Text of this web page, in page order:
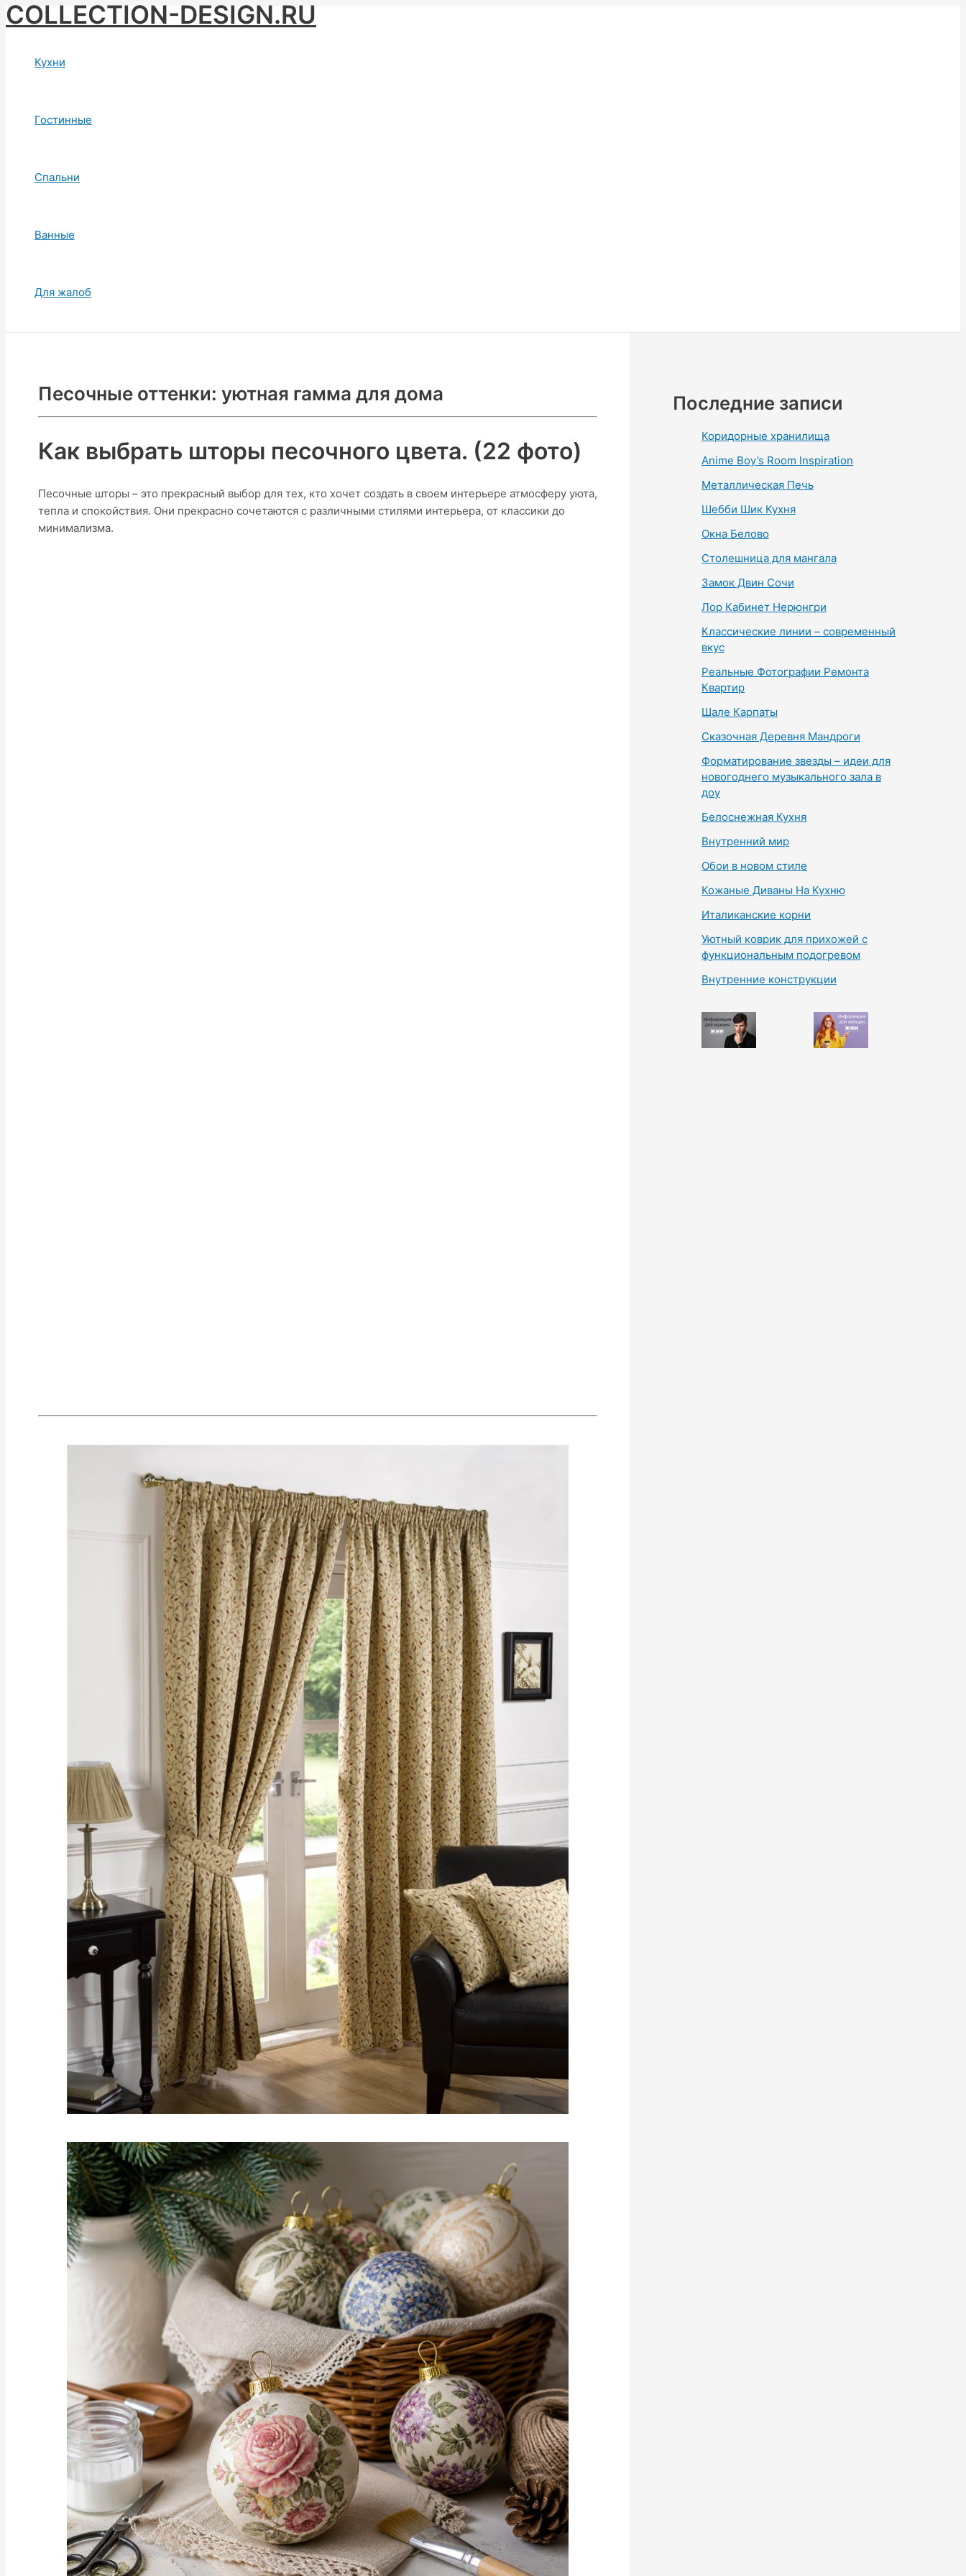
Skip
to
COLLECTION-DESIGN.RU
Кухни
Гостинные
Спальни
Ванные
Для жалоб
Песочные оттенки: уютная гамма для дома
Как выбрать шторы песочного цвета. (22 фото)
Песочные шторы – это прекрасный выбор для тех, кто хочет создать в своем интерьере атмосферу уюта,
тепла и спокойствия. Они прекрасно сочетаются с различными стилями интерьера, от классики до
минимализма.
Последние записи
Коридорные хранилища
Anime Boy’s Room Inspiration
Металлическая Печь
Шебби Шик Кухня
Окна Белово
Столешница для мангала
Замок Двин Сочи
Лор Кабинет Нерюнгри
Классические линии – современный
вкус
Реальные Фотографии Ремонта
Квартир
Шале Карпаты
Сказочная Деревня Мандроги
Форматирование звезды – идеи для
новогоднего музыкального зала в
доу
Белоснежная Кухня
Внутренний мир
Обои в новом стиле
Кожаные Диваны На Кухню
Италиканские корни
Уютный коврик для прихожей с
функциональным подогревом
Внутренние конструкции